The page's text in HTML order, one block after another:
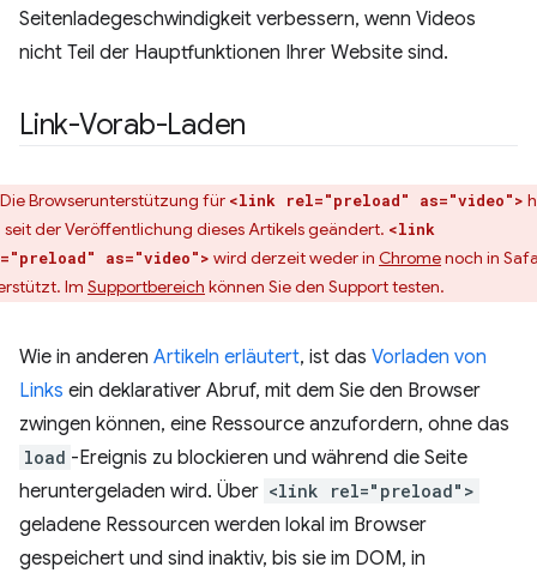
Seitenladegeschwindigkeit verbessern, wenn Videos
nicht Teil der Hauptfunktionen Ihrer Website sind.
Link-Vorab-Laden
Die Browserunterstützung für <link rel="preload" as="video">
seit der Veröffentlichung dieses Artikels geändert. <link
as="video"> wird derzeit weder in Chromenoch in
Im Supportbereich können Sie den Support testen.
Wie in anderen Artikeln erläutert, ist das Vorladen von
Links ein deklarativer Abruf, mit dem Sie den Browser
zwingen können, eine Ressource anzufordern, ohne das
load -Ereignis zu blockieren und während die Seite
heruntergeladen wird. Über <link rel="preload">
geladene Ressourcen werden lokal im Browser
gespeichert und sind inaktiv, bis sie im DOM, in